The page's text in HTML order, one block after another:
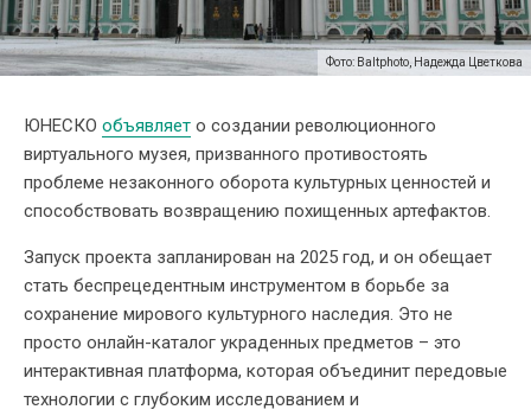
Фото: Baltphoto, Надежда Цветкова
ЮНЕСКО объявляет о создании революционного
виртуального музея, призванного противостоять
проблеме незаконного оборота культурных ценностей и
способствовать возвращению похищенных артефактов.
Запуск проекта запланирован на 2025 год, и он обещает
стать беспрецедентным инструментом в борьбе за
сохранение мирового культурного наследия. Это не
просто онлайн-каталог украденных предметов – это
интерактивная платформа, которая объединит передовые
технологии с глубоким исследованием и